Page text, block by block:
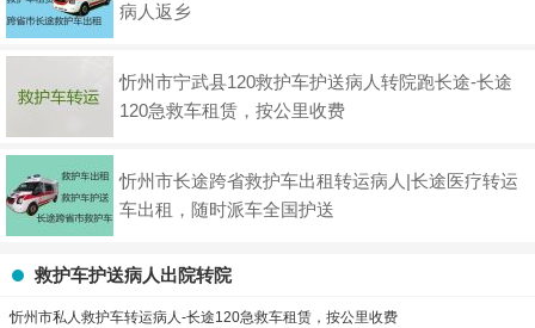
病人返乡
忻州市宁武县120救护车护送病人转院跑长途-长途
120急救车租赁，按公里收费
忻州市长途跨省救护车出租转运病人|长途医疗转运
车出租，随时派车全国护送
救护车护送病人出院转院
忻州市私人救护车转运病人-长途120急救车租赁，按公里收费